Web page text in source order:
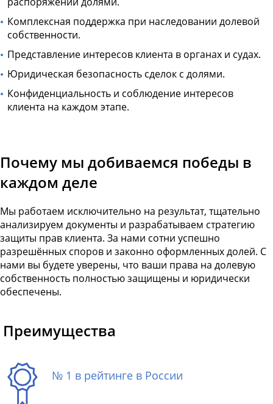
Комплексная поддержка при наследовании долевой
собственности.
Представление интересов клиента в органах и судах.
Юридическая безопасность сделок с долями.
Конфиденциальность и соблюдение интересов
клиента на каждом этапе.
Почему мы добиваемся победы в
каждом деле
Мы работаем исключительно на результат, тщательно
анализируем документы и разрабатываем стратегию
защиты прав клиента. За нами сотни успешно
разрешённых споров и законно оформленных долей. С
нами вы будете уверены, что ваши права на долевую
собственность полностью защищены и юридически
обеспечены.
Преимущества
№ 1 в рейтинге в России